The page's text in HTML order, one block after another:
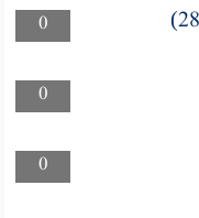
0
0
0